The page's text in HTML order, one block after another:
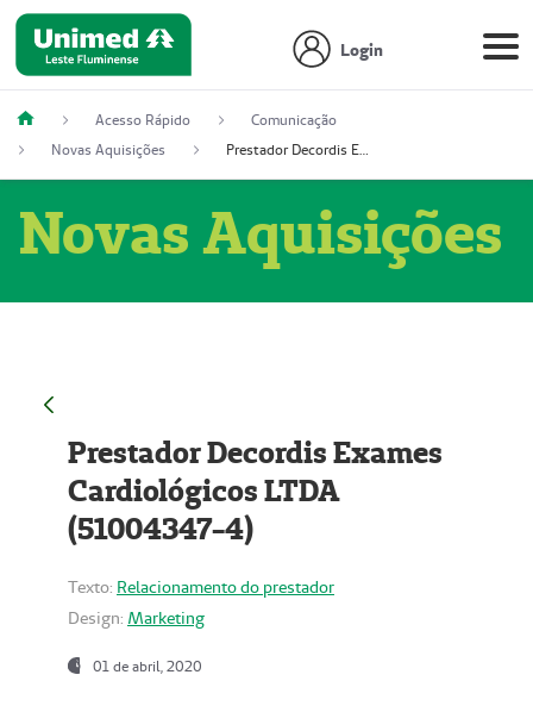
Login
Acesso Rápido
Comunicação
Novas Aquisições
Prestador Decordis Exames Cardiológicos LTDA (51004347-4)
Novas Aquisições
Prestador Decordis Exames
Cardiológicos LTDA
(51004347-4)
Texto: Relacionamento do prestador
Design: Marketing
01 de abril, 2020